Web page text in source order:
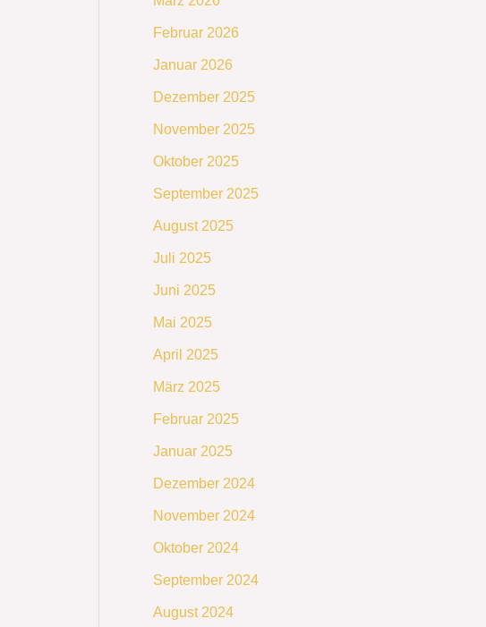
Februar 2026
Januar 2026
Dezember 2025
November 2025
Oktober 2025
September 2025
August 2025
Juli 2025
Juni 2025
Mai 2025
April 2025
März 2025
Februar 2025
Januar 2025
Dezember 2024
November 2024
Oktober 2024
September 2024
August 2024